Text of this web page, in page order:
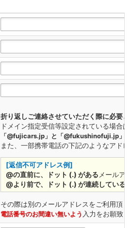
折り返しご連絡させていただく際に必要
ドメイン指定受信等設定されている場合は
「@fujicars.jp」と「@fukushinofuji.jp」か
また、一部携帯電話の下記のようなアドレ
[返信不可アドレス例]
@の直前に、ドット (.) がある メールア
@より前で、ドット (.) が連続している
その際は別のメールアドレスをご利用頂
電話番号のお間違い無いよう 入力をお願致